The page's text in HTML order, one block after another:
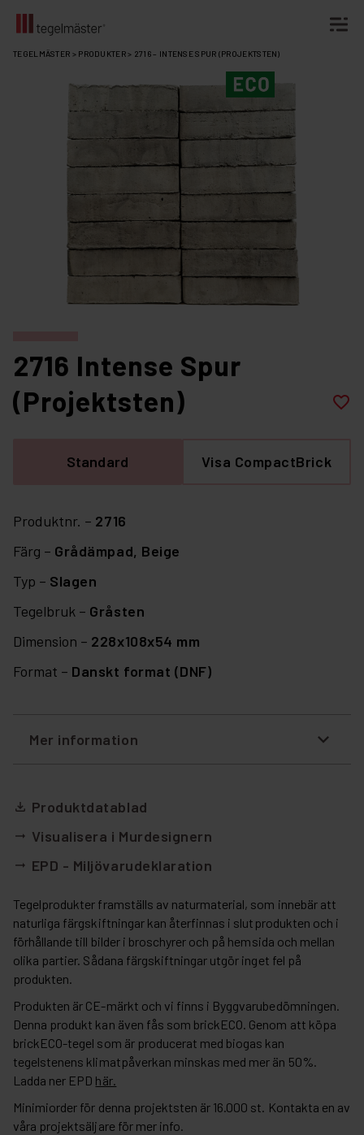
Fortsätt
TEGELMÄSTER > PRODUKTER> 2716 – INTENSE SPUR (PROJEKTSTEN)
2716 Intense Spur
(Projektsten)
favorite_border
Standard Visa CompactBrick
Produktnr. – 2716
Färg – Grådämpad, Beige
Typ – Slagen
Tegelbruk – Gråsten
Dimension – 228x108x54 mm
Format – Danskt format (DNF)
Mer information
file_download Produktdatablad
arrow_right_alt Visualisera i Murdesignern
arrow_right_alt EPD - Miljövarudeklaration
Tegelprodukter framställs av naturmaterial, som innebär att
naturliga färgskiftningar kan återfinnas i slutprodukten och i
förhållande till bilder i broschyrer och på hemsida och mellan
olika partier. Sådana färgskiftningar utgör inget fel på
produkten.
Produkten är CE-märkt och vi finns i Byggvarubedömningen.
Denna produkt kan även fås som brickECO. Genom att köpa
brickECO-tegel som är producerat med biogas kan
tegelstenens klimatpåverkan minskas med mer än 50%.
Ladda ner EPD här.
Minimiorder för denna projektsten är 16.000 st. Kontakta en av
våra projektsäljare för mer info.